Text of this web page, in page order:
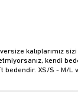
kalıplarımız
kendi
bedendir. XS/S - M/L